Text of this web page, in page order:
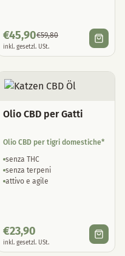
€45,90€59,80
inkl. gesetzl. USt.
Olio CBD per Gatti
Olio CBD per tigri domestiche*
senza THC
senza terpeni
attivo e agile
€23,90
inkl. gesetzl. USt.